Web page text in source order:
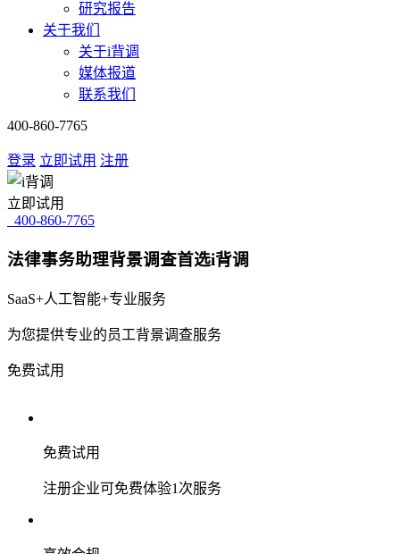
研究报告
关于我们
关于i背调
媒体报道
联系我们
400-860-7765
登录 立即试用 注册
立即试用
400-860-7765
法律事务助理背景调查首选i背调
SaaS+人工智能+专业服务
为您提供专业的员工背景调查服务
免费试用
免费试用
注册企业可免费体验1次服务